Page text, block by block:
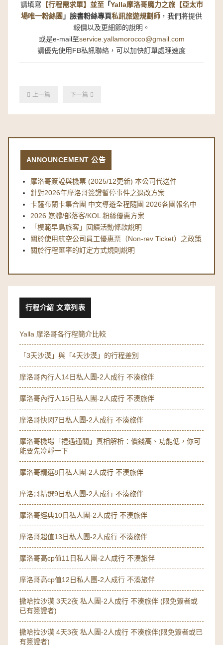
請填寫 【行程需求單】並至「Yalla摩洛哥魔力之旅【亞太市
場唯一粉絲團 」 臉書粉絲專頁私訊旅遊規劃師 ，我們將提供
報價以及更細節的說明。
或是e-mail至service.yallamorocco@gmail.com
請優先使用FB私訊聯絡，可以加快訂單處理速度
上一篇 下一篇
ANNOUNCEMENT 公告
摩洛哥簽證與機票 (2025/12更新) 本公司代送件
針對2026年摩洛哥簽證暫停事件之退改方案
卡薩布蘭卡集合團 中文導遊全程隨團 2026各團報名中
2026 媒體/部落客/KOL 粉絲優惠方案
「模範早鳥旅客」回饋活動條款說明
關於使用航空公司員工優惠票（Non-rev Ticket）之政策
關於行程匯率的訂定方式規則說明
行程介紹 文章列表
Yalla 摩洛哥各行程簡介比較
「3天沙漠」與「4天沙漠」的行程差別
摩洛哥內行人14日私人團-2人成行 不湊旅伴
摩洛哥內行人15日私人團-2人成行 不湊旅伴
摩洛哥快閃7日私人團-2人成行 不湊旅伴
摩洛哥機場「禮遇通關」真相解析：價錢高、功能低，你可
能要先冷靜一下
摩洛哥精選8日私人團-2人成行 不湊旅伴
摩洛哥精選9日私人團-2人成行 不湊旅伴
摩洛哥經典10日私人團-2人成行 不湊旅伴
摩洛哥超值13日私人團-2人成行 不湊旅伴
摩洛哥高cp值11日私人團-2人成行 不湊旅伴
摩洛哥高cp值12日私人團-2人成行 不湊旅伴
撒哈拉沙漠 3天2夜 私人團-2人成行 不湊旅伴 (限免簽者或
已有簽證者)
撒哈拉沙漠 4天3夜 私人團-2人成行 不湊旅伴(限免簽者或已
有簽證者)